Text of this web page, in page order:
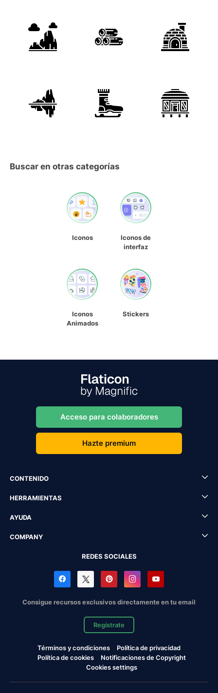
Buscar en otras categorías
Iconos
Iconos de
interfaz
Iconos
Animados
Stickers
Acceso para colaboradores
Hazte premium
CONTENIDO
HERRAMIENTAS
AYUDA
COMPANY
REDES SOCIALES
Consigue recursos exclusivos directamente en tu email
Regístrate
Términos y condiciones
Política de privacidad
Política de cookies
Notificaciones de Copyright
Cookies settings